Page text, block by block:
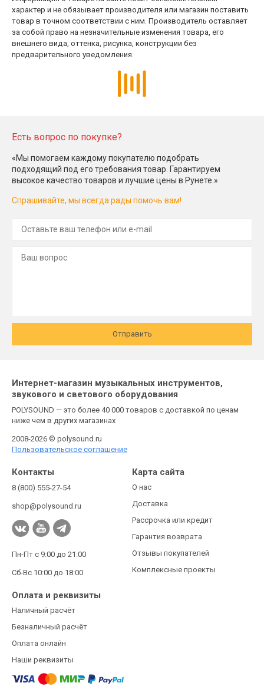
характер и не обязывает производителя или магазин поставить
товар в точном соответствии с ним. Производитель оставляет
за собой право на незначительные изменения товара, его
внешнего вида, оттенка, рисунка, конструкции без
предварительного уведомления.
Есть вопрос по покупке?
«Мы помогаем каждому покупателю подобрать
подходящий под его требования товар. Гарантируем
высокое качество товаров и лучшие цены в Рунете.»
Спрашивайте, мы всегда рады помочь вам!
Отправить
Интернет-магазин музыкальных инструментов,
звукового и светового оборудования
POLYSOUND — это более 40 000 товаров с доставкой по ценам
ниже чем в других магазинах
2008-2026 © polysound.ru
Пользовательское соглашение
Контакты
8 (800) 555-27-54
shop@polysound.ru
Пн-Пт с 9:00 до 21:00
Сб-Вс 10:00 до 18:00
Карта сайта
О нас
Доставка
Рассрочка или кредит
Гарантия возврата
Отзывы покупателей
Комплексные проекты
Оплата и реквизиты
Наличный расчёт
Безналичный расчёт
Оплата онлайн
Наши реквизиты